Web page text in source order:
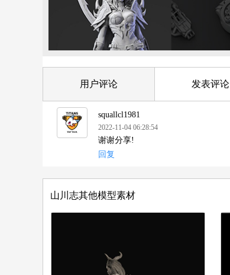
用户评论 发表评论
squallcl1981
2022-11-04 06:28:54
谢谢分享!
回复
山川志其他模型素材